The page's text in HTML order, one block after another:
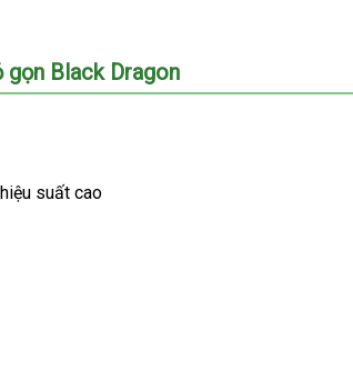
gọn Black Dragon
suất cao